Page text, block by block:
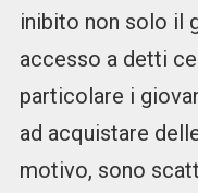
inibito non solo il
accesso a detti
particolare i
ad acquistare
motivo, sono